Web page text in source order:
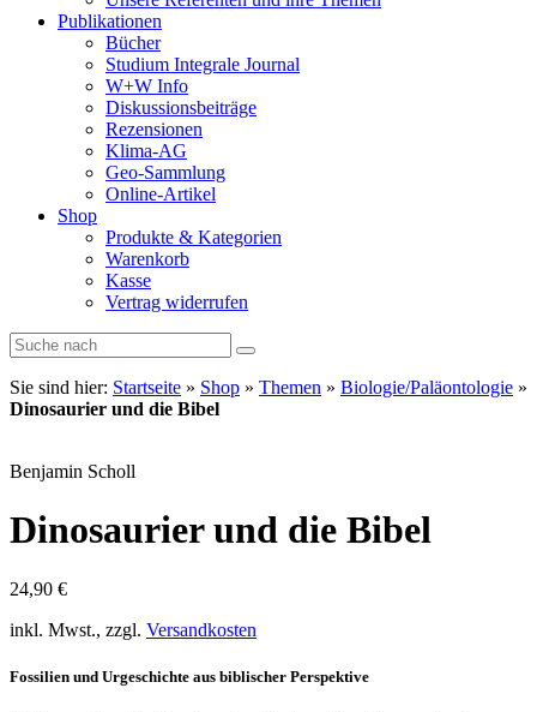
Publikationen
Bücher
Studium Integrale Journal
W+W Info
Diskussionsbeiträge
Rezensionen
Klima-AG
Geo-Sammlung
Online-Artikel
Shop
Produkte & Kategorien
Warenkorb
Kasse
Vertrag widerrufen
Sie sind hier: Startseite » Shop » Themen » Biologie/Paläontologie »
Dinosaurier und die Bibel
Benjamin Scholl
Dinosaurier und die Bibel
24,90 €
inkl. Mwst., zzgl. Versandkosten
Fossilien und Urgeschichte aus biblischer Perspektive